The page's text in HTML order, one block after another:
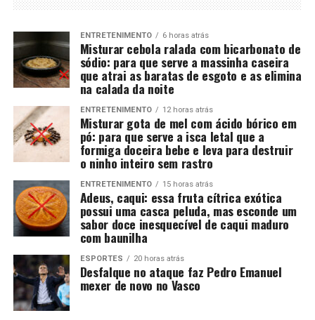
ENTRETENIMENTO 6 horas atrás
Misturar cebola ralada com bicarbonato de
sódio: para que serve a massinha caseira
que atrai as baratas de esgoto e as elimina
na calada da noite
ENTRETENIMENTO 12 horas atrás
Misturar gota de mel com ácido bórico em
pó: para que serve a isca letal que a
formiga doceira bebe e leva para destruir
o ninho inteiro sem rastro
ENTRETENIMENTO 15 horas atrás
Adeus, caqui: essa fruta cítrica exótica
possui uma casca peluda, mas esconde um
sabor doce inesquecível de caqui maduro
com baunilha
ESPORTES 20 horas atrás
Desfalque no ataque faz Pedro Emanuel
mexer de novo no Vasco